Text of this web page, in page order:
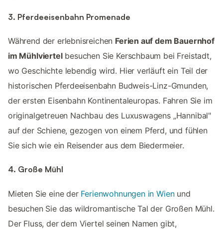
3. Pferdeeisenbahn Promenade
Während der erlebnisreichen Ferien auf dem Bauernhof
im Mühlviertelbesuchen Sie Kerschbaum bei Freistadt,
wo Geschichte lebendig wird. Hier verläuft ein Teil der
historischen Pferdeeisenbahn Budweis-Linz-Gmunden,
der ersten Eisenbahn Kontinentaleuropas. Fahren Sie im
originalgetreuen Nachbau des Luxuswagens „Hannibal"
auf der Schiene, gezogen von einem Pferd, und fühlen
Sie sich wie ein Reisender aus dem Biedermeier.
4. Große Mühl
Mieten Sie eine der Ferienwohnungen in Wienund
besuchen Sie das wildromantische Tal der Großen Mühl.
Der Fluss, der dem Viertel seinen Namen gibt,